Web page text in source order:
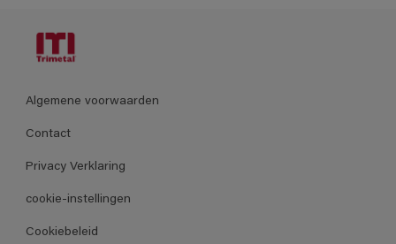
Algemene voorwaarden
Contact
Privacy Verklaring
cookie-instellingen
Cookiebeleid